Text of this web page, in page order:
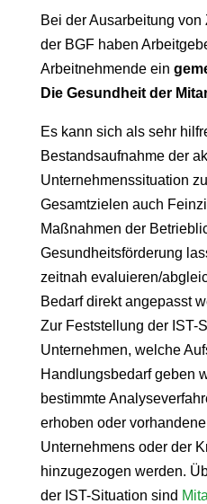
Bei der Ausarbeitung
der BGF haben
Arbeitnehmende ein
Die Gesundheit der
Es kann sich als sehr
Bestandsaufnahme der
Unternehmenssituation
Gesamtzielen auch
Maßnahmen der
Gesundheitsförderung
zeitnah evaluieren/
Bedarf direkt angepasst
Zur Feststellung der IST-
Unternehmen, welche
Handlungsbedarf geben
bestimmte
erhoben oder
Unternehmens oder der
hinzugezogen werden.
der IST-Situation sind